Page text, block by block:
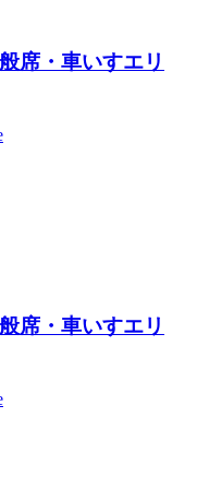
席・車いすエリ
席・車いすエリ